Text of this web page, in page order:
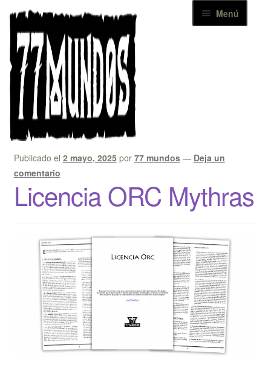
a
la
navegación
al
contenido
Menú
+ 77 MUNDOS
Mi cuenta
Inicio Posts etiquetados “orc”
Etiqueta:orc
Publicado el 2 mayo, 2025 por 77 mundos — Deja un
comentario
Licencia ORC Mythras